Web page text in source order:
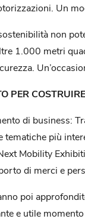
Un
non
1.000 metri
PER
di business:
tematiche più
Mobility
di merci e
poi
e utile